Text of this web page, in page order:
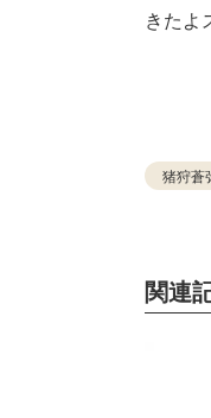
きたよ
猪狩蒼
関連